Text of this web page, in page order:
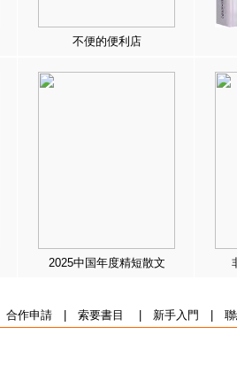
不便的便利店
2025中国年度精短散文
合作申請| 索要書目 新手入門